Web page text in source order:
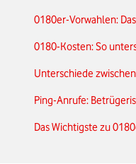
0180er-Vorwahlen:
0180-Kosten: So
Unterschiede
Ping-Anrufe:
Das Wichtigste zu